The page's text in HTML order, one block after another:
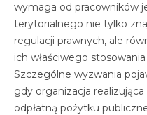
wymaga od pracowników
terytorialnego nie tylko
regulacji prawnych, ale
ich właściwego
Szczególne wyzwania
gdy organizacja
odpłatną pożytku